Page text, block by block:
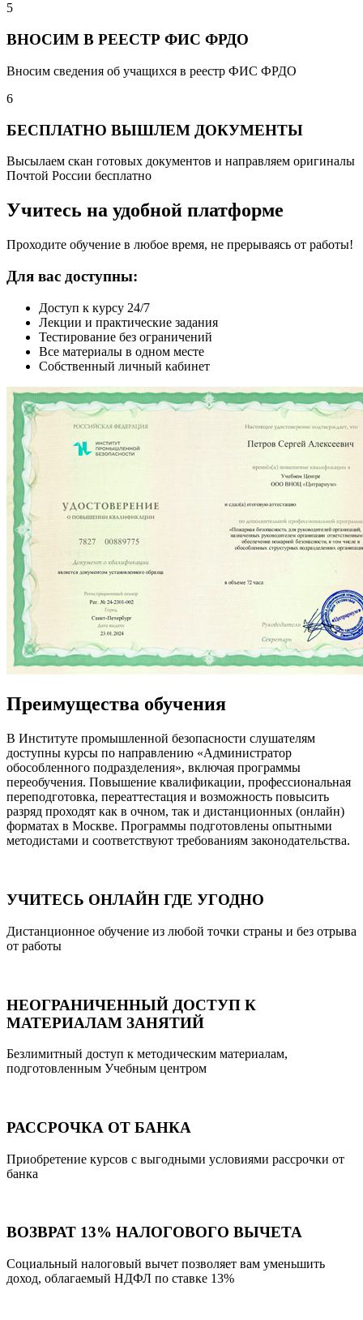
5
ВНОСИМ В РЕЕСТР ФИС ФРДО
Вносим сведения об учащихся в реестр ФИС ФРДО
6
БЕСПЛАТНО ВЫШЛЕМ ДОКУМЕНТЫ
Высылаем скан готовых документов и направляем оригиналы
Почтой России бесплатно
Учитесь на удобной платформе
Проходите обучение в любое время, не прерываясь от работы!
Для вас доступны:
Доступ к курсу 24/7
Лекции и практические задания
Тестирование без ограничений
Все материалы в одном месте
Собственный личный кабинет
Преимущества обучения
В Институте промышленной безопасности слушателям
доступны курсы по направлению «Администратор
обособленного подразделения», включая программы
переобучения. Повышение квалификации, профессиональная
переподготовка, переаттестация и возможность повысить
разряд проходят как в очном, так и дистанционных (онлайн)
форматах в Москве. Программы подготовлены опытными
методистами и соответствуют требованиям законодательства.
УЧИТЕСЬ ОНЛАЙН ГДЕ УГОДНО
Дистанционное обучение из любой точки страны и без отрыва
от работы
НЕОГРАНИЧЕННЫЙ ДОСТУП К
МАТЕРИАЛАМ ЗАНЯТИЙ
Безлимитный доступ к методическим материалам,
подготовленным Учебным центром
РАССРОЧКА ОТ БАНКА
Приобретение курсов с выгодными условиями рассрочки от
банка
ВОЗВРАТ 13% НАЛОГОВОГО ВЫЧЕТА
Социальный налоговый вычет позволяет вам уменьшить
доход, облагаемый НДФЛ по ставке 13%